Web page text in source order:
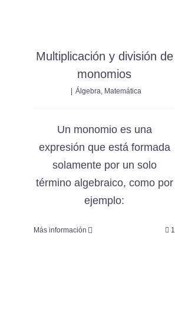
Multiplicación y división de
monomios
Álgebra, Matemática
Un monomio es una
expresión que está formada
solamente por un solo
término algebraico, como por
ejemplo:
Más información 1